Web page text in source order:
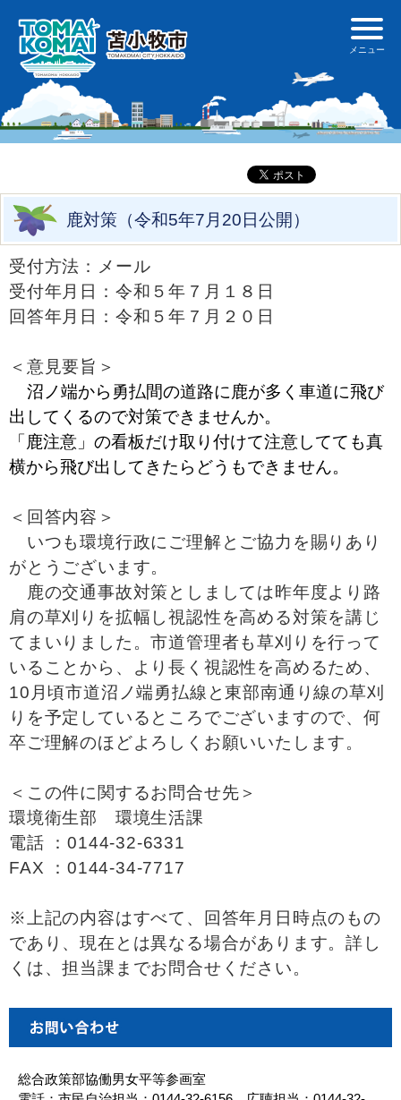
鹿対策（令和5年7月20日公開）
受付方法：メール
受付年月日：令和５年７月１８日
回答年月日：令和５年７月２０日
＜意見要旨＞
沼ノ端から勇払間の道路に鹿が多く車道に飛び
出してくるので対策できませんか。
「鹿注意」の看板だけ取り付けて注意してても真
横から飛び出してきたらどうもできません。
＜回答内容＞
いつも環境行政にご理解とご協力を賜りあり
がとうございます。
鹿の交通事故対策としましては昨年度より路
肩の草刈りを拡幅し視認性を高める対策を講じ
てまいりました。市道管理者も草刈りを行って
いることから、より長く視認性を高めるため、
10月頃市道沼ノ端勇払線と東部南通り線の草刈
りを予定しているところでございますので、何
卒ご理解のほどよろしくお願いいたします。
＜この件に関するお問合せ先＞
環境衛生部 環境生活課
電話 ：0144-32-6331
FAX ：0144-34-7717
※上記の内容はすべて、回答年月日時点のもの
であり、現在とは異なる場合があります。詳し
くは、担当課までお問合せください。
総合政策部協働男女平等参画室